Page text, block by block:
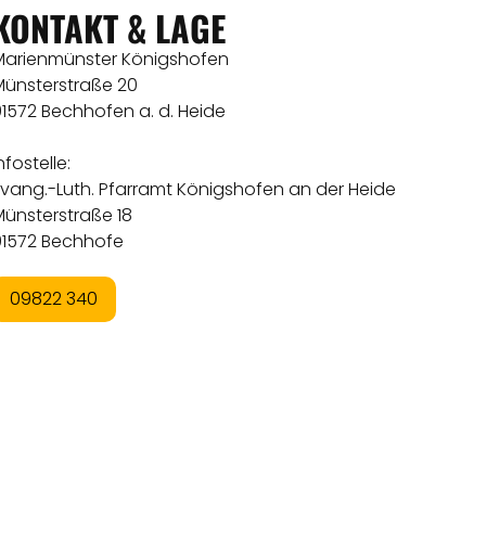
& LAGE
Königshofen
20
Bechhofen a. d. Heide
Luth. Pfarramt Königshofen an der Heide
18
Bechhofe
09822 340